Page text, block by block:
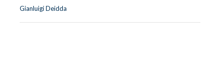
Gianluigi Deidda